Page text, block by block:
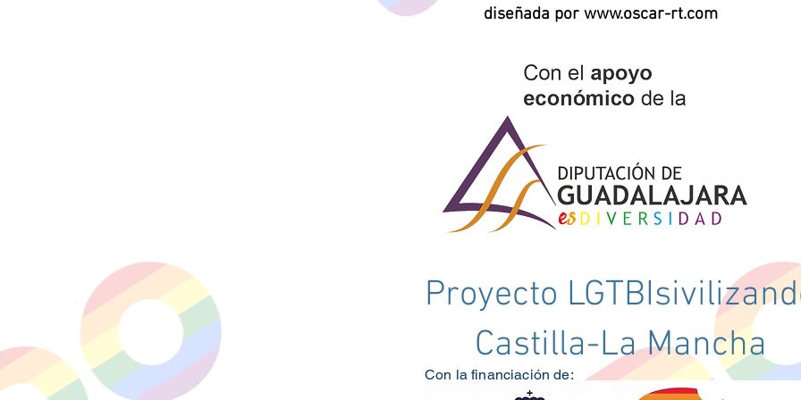
diseñada por www.oscar-rt.com
Proyecto
Castilla-La Mancha
Con la financiación de: